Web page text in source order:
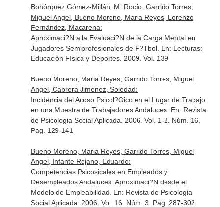
Bohórquez Gómez-Millán, M. Rocío, Garrido Torres,
Miguel Angel, Bueno Moreno, Maria Reyes, Lorenzo
Fernández, Macarena:
Aproximaci?N a la Evaluaci?N de la Carga Mental en
Jugadores Semiprofesionales de F?Tbol. En: Lecturas:
Educación Física y Deportes. 2009. Vol. 139
Bueno Moreno, Maria Reyes, Garrido Torres, Miguel
Angel, Cabrera Jimenez, Soledad:
Incidencia del Acoso Psicol?Gico en el Lugar de Trabajo
en una Muestra de Trabajadores Andaluces. En: Revista
de Psicologia Social Aplicada . 2006. Vol. 1-2. Núm. 16.
Pag. 129-141
Bueno Moreno, Maria Reyes, Garrido Torres, Miguel
Angel, Infante Rejano, Eduardo:
Competencias Psicosicales en Empleados y
Desempleados Andaluces. Aproximaci?N desde el
Modelo de Empleabilidad. En: Revista de Psicologia
Social Aplicada . 2006. Vol. 16. Núm. 3. Pag. 287-302